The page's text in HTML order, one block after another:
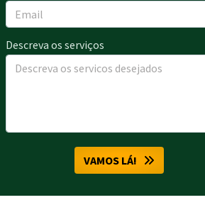
Descreva os serviços
VAMOS LÁ!